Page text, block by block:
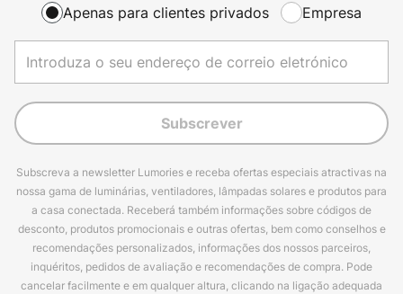
Apenas para clientes privados Empresa
Subscrever
Subscreva a newsletter Lumories e receba ofertas especiais atractivas na
nossa gama de luminárias, ventiladores, lâmpadas solares e produtos para
a casa conectada. Receberá também informações sobre códigos de
desconto, produtos promocionais e outras ofertas, bem como conselhos e
recomendações personalizados, informações dos nossos parceiros,
inquéritos, pedidos de avaliação e recomendações de compra. Pode
cancelar facilmente e em qualquer altura, clicando na ligação adequada